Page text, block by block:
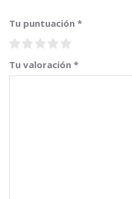
Tu puntuación *
Tu valoración *